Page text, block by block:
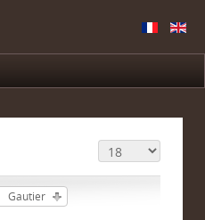
Gautier